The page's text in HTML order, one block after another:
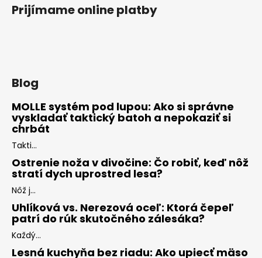
Prijímame online platby
Blog
MOLLE systém pod lupou: Ako si správne
vyskladať taktický batoh a nepokaziť si
chrbát
Takti...
Ostrenie noža v divočine: Čo robiť, keď nôž
stratí dych uprostred lesa?
Nôž j...
Uhlíková vs. Nerezová oceľ: Ktorá čepeľ
patrí do rúk skutočného zálesáka?
Každý...
Lesná kuchyňa bez riadu: Ako upiecť mäso